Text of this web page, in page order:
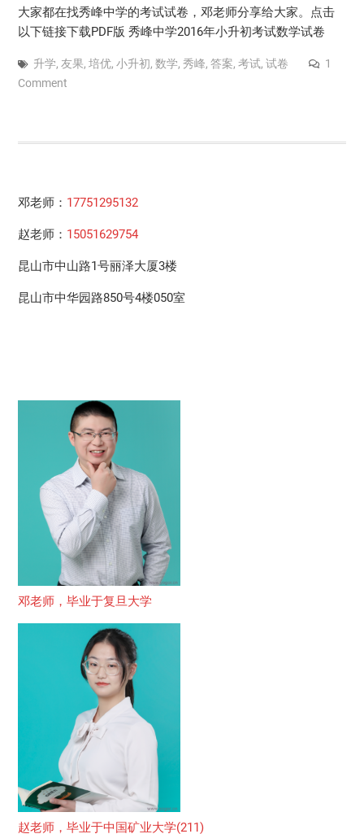
大家都在找秀峰中学的考试试卷，邓老师分享给大家。点击
以下链接下载PDF版 秀峰中学2016年小升初考试数学试卷
升学, 友果, 培优, 小升初, 数学, 秀峰, 答案, 考试, 试卷
1
Comment
邓老师： 17751295132
赵老师： 15051629754
昆山市中山路1号丽泽大厦3楼
昆山市中华园路850号4楼050室
邓老师，毕业于复旦大学
赵老师，毕业于中国矿业大学(211)